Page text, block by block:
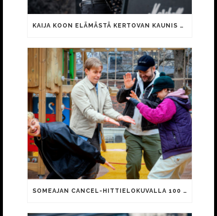
KAIJA KOON ELÄMÄSTÄ KERTOVAN KAUNIS RIETAS ONNELLINEN -ELOKUVAN TRAILER JULKI
SOMEAJAN CANCEL-HITTIELOKUVALLA 100 000 KATSOJAA!